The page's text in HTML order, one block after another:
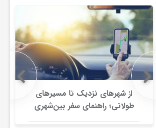
از شهرهای نزدیک تا مسیرهای
طولانی؛ راهنمای سفر بین‌شهری
در ایران